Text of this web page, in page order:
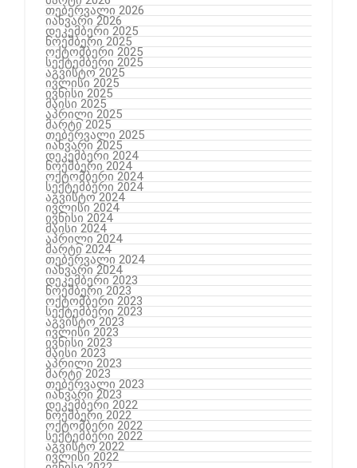
თებერვალი 2026
იანვარი 2026
დეკემბერი 2025
ნოემბერი 2025
ოქტომბერი 2025
სექტემბერი 2025
აგვისტო 2025
ივლისი 2025
ივნისი 2025
მაისი 2025
აპრილი 2025
მარტი 2025
თებერვალი 2025
იანვარი 2025
დეკემბერი 2024
ნოემბერი 2024
ოქტომბერი 2024
სექტემბერი 2024
აგვისტო 2024
ივლისი 2024
ივნისი 2024
მაისი 2024
აპრილი 2024
მარტი 2024
თებერვალი 2024
იანვარი 2024
დეკემბერი 2023
ნოემბერი 2023
ოქტომბერი 2023
სექტემბერი 2023
აგვისტო 2023
ივლისი 2023
ივნისი 2023
მაისი 2023
აპრილი 2023
მარტი 2023
თებერვალი 2023
იანვარი 2023
დეკემბერი 2022
ნოემბერი 2022
ოქტომბერი 2022
სექტემბერი 2022
აგვისტო 2022
ივლისი 2022